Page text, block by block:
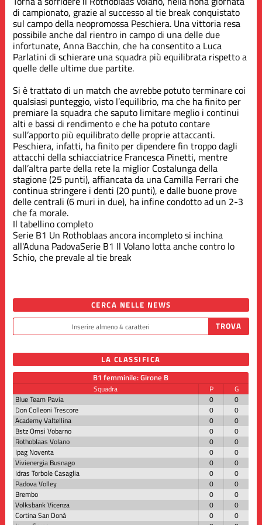
di campionato, grazie al successo al tie break conquistato
sul campo della neopromossa Peschiera. Una vittoria resa
possibile anche dal rientro in campo di una delle due
infortunate, Anna Bacchin, che ha consentito a Luca
Parlatini di schierare una squadra più equilibrata rispetto a
quelle delle ultime due partite.
Si è trattato di un match che avrebbe potuto terminare coi
qualsiasi punteggio, visto l’equilibrio, ma che ha finito per
premiare la squadra che saputo limitare meglio i continui
alti e bassi di rendimento e che ha potuto contare
sull’apporto più equilibrato delle proprie attaccanti.
Peschiera, infatti, ha finito per dipendere fin troppo dagli
attacchi della schiacciatrice Francesca Pinetti, mentre
dall’altra parte della rete la miglior Costalunga della
stagione (25 punti), affiancata da una Camilla Ferrari che
continua stringere i denti (20 punti), e dalle buone prove
delle centrali (6 muri in due), ha infine condotto ad un 2-3
che fa morale.
Il tabellino completo
Serie B1 Un Rothoblaas ancora incompleto si inchina
all'Aduna PadovaSerie B1 Il Volano lotta anche contro lo
Schio, che prevale al tie break
CERCA NELLE NEWS
LA CLASSIFICA
B1 femminile: Girone B
Squadra P
G
Blue Team Pavia
0
0
Don Colleoni Trescore
0
0
Academy Valtellina
0
0
Bstz Omsi Vobarno
0
0
Rothoblaas Volano
0
0
Ipag Noventa
0
0
Vivienergia Busnago
0
0
Idras Torbole Casaglia
0
0
Padova Volley
0
0
Brembo
0
0
Volksbank Vicenza
0
0
Cortina San Donà
0
0